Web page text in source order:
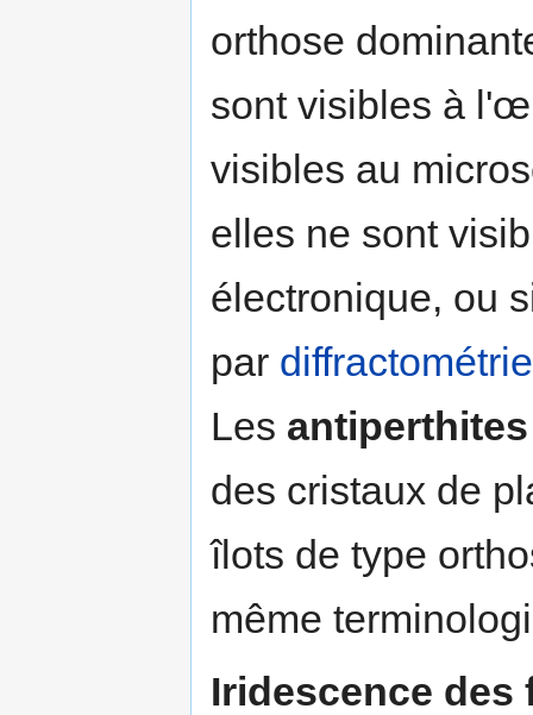
orthose
sont visibles à
visibles au
elles ne sont
électronique, ou
par diffractométrie
Les antiperthites
des cristaux de
îlots de type
même
Iridescence des